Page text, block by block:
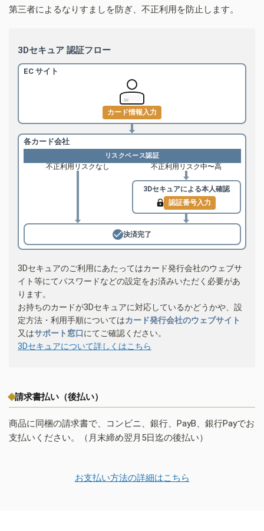
第三者によるなりすましを防ぎ、不正利用を防止します。
3Dセキュア 認証フロー
EC サイト
カード情報入力
各カード会社
リスクベース認証
不正利用リスクなし 不正利用リスク中〜高
3Dセキュアによる本人確認
認証番号入力
決済完了
3Dセキュアのご利用にあたってはカード発行会社のウェブサ
イト等にてパスワードなどの設定をお済みいただく必要があ
ります。
お持ちのカードが3Dセキュアに対応しているかどうかや、設
定方法・利用手順についてはカード発行会社のウェブサイト
又はサポート窓口にてご確認ください。
3Dセキュアについて詳しくはこちら
請求書払い（後払い）
商品に同梱の請求書で、コンビニ、銀行、PayB、銀行Payでお
支払いください。（月末締め翌月5日迄の後払い）
お支払い方法の詳細はこちら